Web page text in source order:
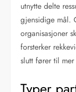
utnytte delte
gjensidige mål.
organisasjoner
forsterker
slutt fører til